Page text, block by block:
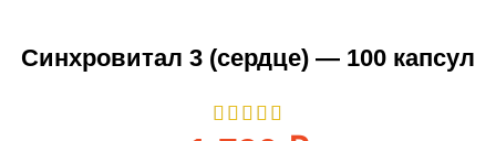
Синхровитал 3 (сердце) — 100 капсул